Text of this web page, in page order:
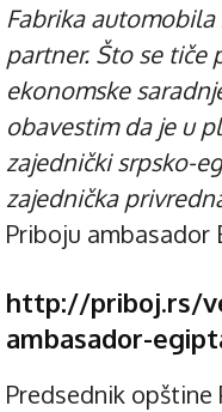
Fabrika
partner. Što se tiče
ekonomske
obavestim da je u
zajednički srpsko-
zajednička
Priboju ambasador
http://priboj.rs/
ambasador-
Predsednik opštine